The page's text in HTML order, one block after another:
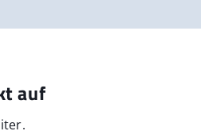
auf